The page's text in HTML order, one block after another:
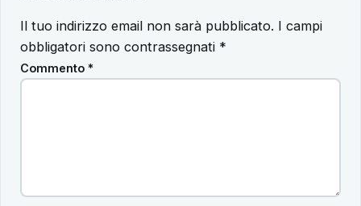
Il tuo indirizzo email non sarà pubblicato. I campi
obbligatori sono contrassegnati *
Commento *